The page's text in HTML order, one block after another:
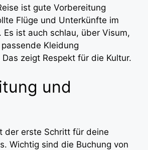
ist gute Vorbereitung
Flüge und Unterkünfte im
Es ist auch schlau, über Visum,
Kleidung
zeigt Respekt für die Kultur.
und
der erste Schritt für deine
Wichtig sind die Buchung von